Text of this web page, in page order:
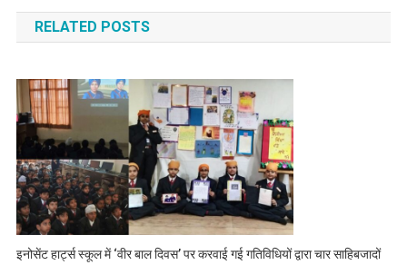
RELATED POSTS
इनोसेंट हार्ट्स स्कूल में ‘वीर बाल दिवस’ पर करवाई गई गतिविधियों द्वारा चार साहिबजादों